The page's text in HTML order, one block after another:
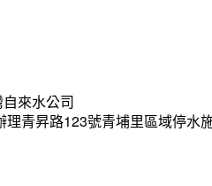
來水公司
理青昇路123號青埔里區域停水